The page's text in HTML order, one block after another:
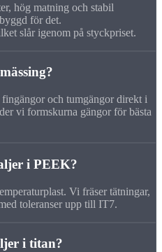
hög matning och stabil
för det.
slår igenom på styckpriset.
och tumgängor direkt i
vi formskurna gängor för bästa
i PEEK?
Vi fräser tätningar,
toleranser upp till IT7.
i titan?